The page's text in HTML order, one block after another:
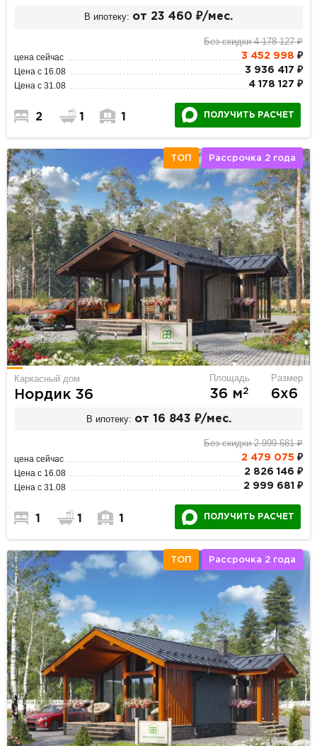
В ипотеку: от 23 460 ₽/мес.
Без скидки 4 178 127 ₽
цена сейчас 3 452 998 ₽
Цена с 16.08 3 936 417 ₽
Цена с 31.08 4 178 127 ₽
2 1 1 ПОЛУЧИТЬ РАСЧЕТ
ТОП Рассрочка 2 года
Каркасный дом
Нордик 36
Площадь
36 м2
Размер
6х6
В ипотеку: от 16 843 ₽/мес.
Без скидки 2 999 681 ₽
цена сейчас 2 479 075 ₽
Цена с 16.08 2 826 146 ₽
Цена с 31.08 2 999 681 ₽
1 1 1 ПОЛУЧИТЬ РАСЧЕТ
ТОП Рассрочка 2 года